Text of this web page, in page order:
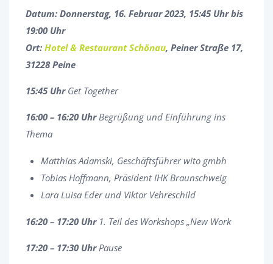
Datum: Donnerstag, 16. Februar 2023, 15:45 Uhr bis
19:00 Uhr
Ort: Hotel & Restaurant Schönau, Peiner Straße 17,
31228 Peine
15:45 UhrGet Together
16:00 – 16:20 UhrBegrüßung und Einführung ins
Thema
Matthias Adamski, Geschäftsführer wito gmbh
Tobias Hoffmann, Präsident IHK Braunschweig
Lara Luisa Eder und Viktor Vehreschild
16:20 – 17:20 Uhr1. Teil des Workshops „New Work
17:20 – 17:30 UhrPause